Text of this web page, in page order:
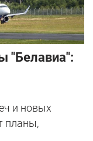
"Белавиа":
и новых
планы,